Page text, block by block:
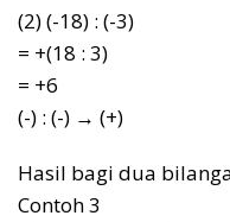
(2) (-18) : (-3)
= +(18 : 3)
= +6
(-) : (-) → (+)
Hasil bagi dua
Contoh 3